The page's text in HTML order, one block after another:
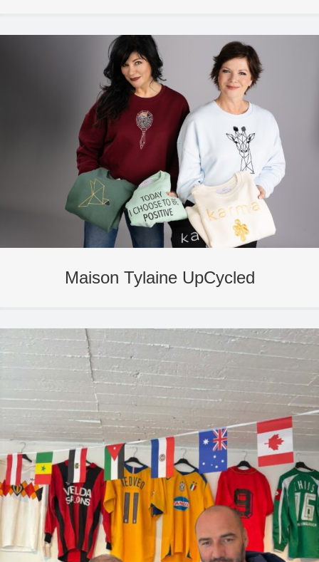
Maison Tylaine UpCycled